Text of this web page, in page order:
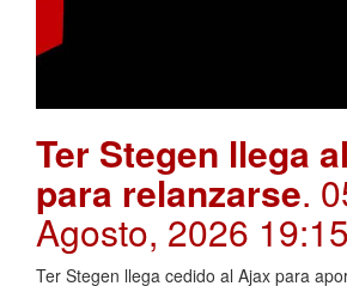
Ter Stegen llega
para relanzarse.
Agosto, 2026 19:15
Ter Stegen llega cedido al Ajax para